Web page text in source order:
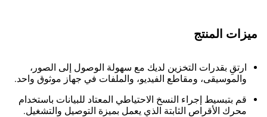
ميزات المنتج
ارتقِ بقدرات التخزين لديك مع سهولة الوصول إلى الصور،
والموسيقى، ومقاطع الفيديو، والملفات في جهاز موثوق واحد.
قم بتبسيط إجراء النسخ الاحتياطي المعتاد للبيانات باستخدام
محرك الأقراص الثابتة الذي يعمل بميزة التوصيل والتشغيل.